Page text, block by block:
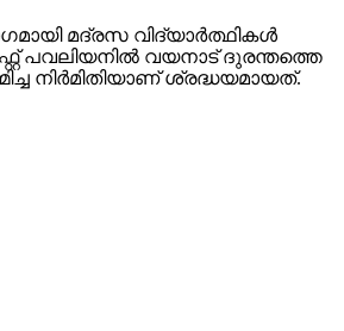
മദ്രസ വിദ്യാർത്ഥികൾ
പവലിയനിൽ വയനാട് ദുരന്തത്തെ
നിർമിതിയാണ് ശ്രദ്ധയമായത്.